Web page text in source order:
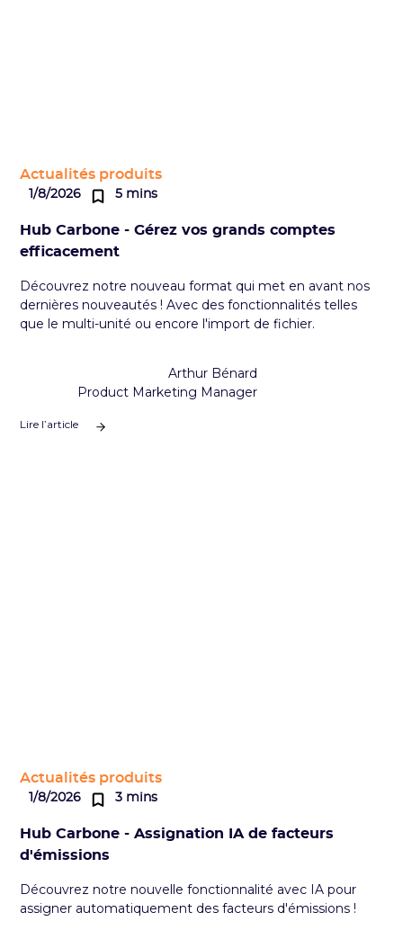
Actualités produits
1/8/2026 5 mins
Hub Carbone - Gérez vos grands comptes
efficacement
Découvrez notre nouveau format qui met en avant nos
dernières nouveautés ! Avec des fonctionnalités telles
que le multi-unité ou encore l'import de fichier.
Arthur Bénard
Product Marketing Manager
Lire l’article
Actualités produits
1/8/2026 3 mins
Hub Carbone - Assignation IA de facteurs
d'émissions
Découvrez notre nouvelle fonctionnalité avec IA pour
assigner automatiquement des facteurs d'émissions !